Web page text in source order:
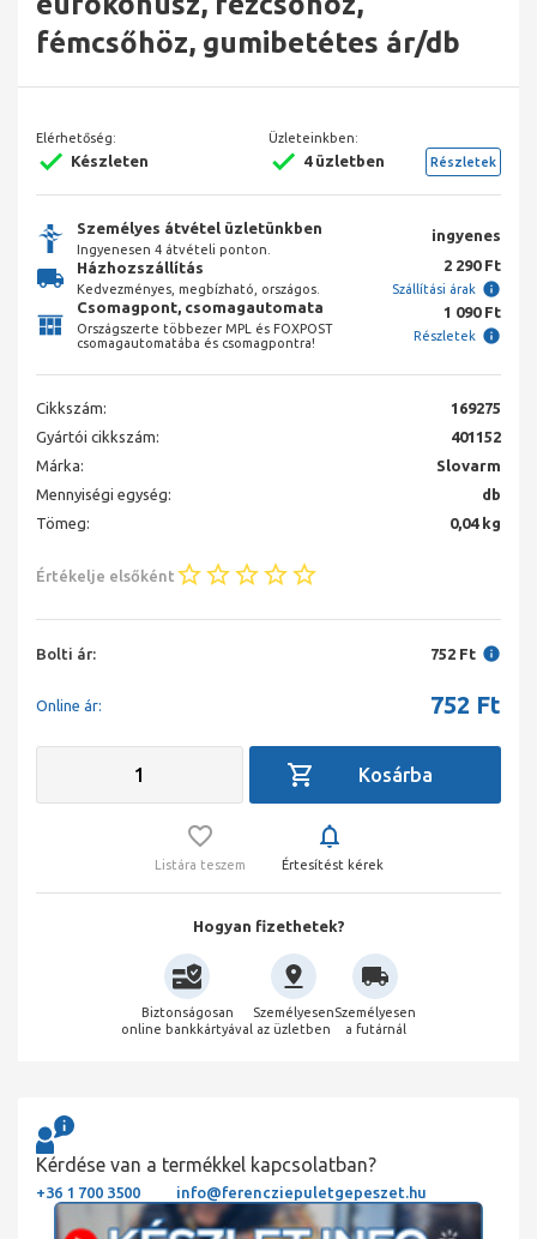
fémcsőhöz, gumibetétes ár/db
Elérhetőség:
Készleten
Üzleteinkben:
4 üzletben Részletek
Személyes átvétel üzletünkben
Ingyenesen 4 átvételi ponton.
ingyenes
Házhozszállítás
Kedvezményes, megbízható, országos.
2 290 Ft
Szállítási árak
Csomagpont, csomagautomata
Országszerte többezer MPL és FOXPOST
csomagautomatába és csomagpontra!
1 090 Ft
Részletek
Cikkszám:
169275
Gyártói cikkszám:
401152
Márka:
Slovarm
Mennyiségi egység:
db
Tömeg:
0,04 kg
Értékelje elsőként
Bolti ár: 752 Ft
Online ár: 752 Ft
Listára teszem Értesítést kérek
Hogyan fizethetek?
Biztonságosan
online bankkártyával
Személyesen
az üzletben
Személyesen
a futárnál
Kérdése van a termékkel kapcsolatban?
+36 1 700 3500 info@ferencziepuletgepeszet.hu